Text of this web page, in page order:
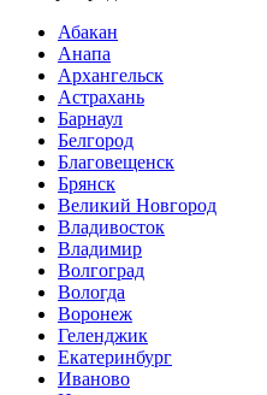
Абакан
Анапа
Архангельск
Астрахань
Барнаул
Белгород
Благовещенск
Брянск
Великий Новгород
Владивосток
Владимир
Волгоград
Вологда
Воронеж
Геленджик
Екатеринбург
Иваново